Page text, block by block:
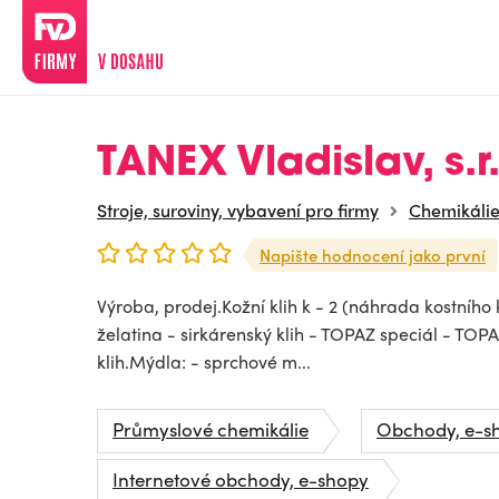
TANEX Vladislav,
Stroje, suroviny, vybavení pro firmy Chemikálie
Napište hodnocení jako první
Výroba, prodej.Kožní klih k - 2 (náhrada
želatina - sirkárenský klih - TOPAZ speciál -
klih.Mýdla: - sprchové m...
Průmyslové chemikálie
Obchody, e-
Internetové obchody, e-shopy